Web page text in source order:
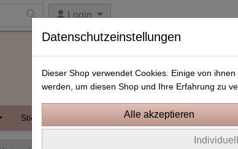
Login
Stickdateien Instagram Kostenlose
Datenschutzeinstellungen
Dieser Shop verwendet Cookies. Einige von
werden, um diesen Shop und Ihre Erfahrung zu